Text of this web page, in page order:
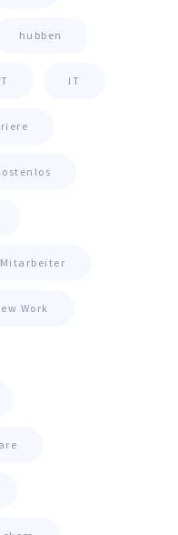
hubben
IT
Mitarbeiter
Work